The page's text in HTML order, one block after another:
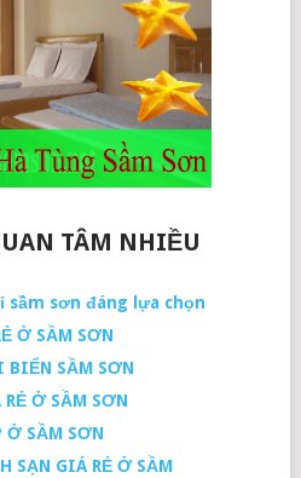
TÂM NHIỀU
sầm sơn đáng lựa chọn
Ở SẦM SƠN
BIỂN SẦM SƠN
Ở SẦM SƠN
Ở SẦM SƠN
SẠN GIÁ RẺ Ở SẦM